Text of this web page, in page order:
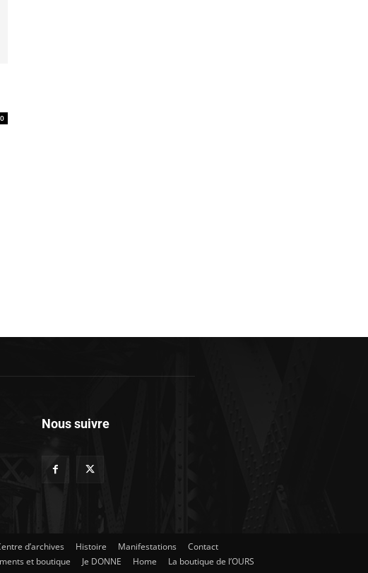
0
Nous suivre
d’archives Histoire Manifestations
Contact
et boutique Je DONNE Home La boutique de l’OURS